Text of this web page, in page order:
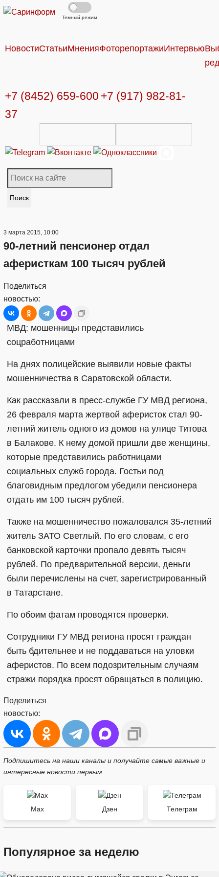
Темный режим
НовостиСтатьиМненияФоторепортажиИнтервью
+7 (8452) 659-600 +7 (917) 982-81-
37
Поиск
3 марта 2015, 10:00
90-летний пенсионер отдал
аферисткам 100 тысяч рублей
Поделиться
новостью:
МВД: мошенницы представились
соцработницами
На днях полицейские выявили новые факты
мошенничества в Саратовской области.
Как рассказали в пресс-службе ГУ МВД региона,
26 февраля марта жертвой аферисток стал 90-
летний житель одного из домов на улице Титова
в Балакове. К нему домой пришли две женщины,
которые представились работницами
социальных служб города. Гостьи под
благовидным предлогом убедили пенсионера
отдать им 100 тысяч рублей.
Также на мошенничество пожаловался 35-летний
житель ЗАТО Светлый. По его словам, с его
банковской карточки пропало девять тысяч
рублей. По предварительной версии, деньги
были перечислены на счет, зарегистрированный
в Татарстане.
По обоим фатам проводятся проверки.
Сотрудники ГУ МВД региона просят граждан
быть бдительнее и не поддаваться на уловки
аферистов. По всем подозрительным случаям
стражи порядка просят обращаться в полицию.
Поделиться
новостью:
Подпишитесь на наши каналы и получайте самые важные и
интересные новости первым
Max Дзен Телеграм
Популярное за неделю